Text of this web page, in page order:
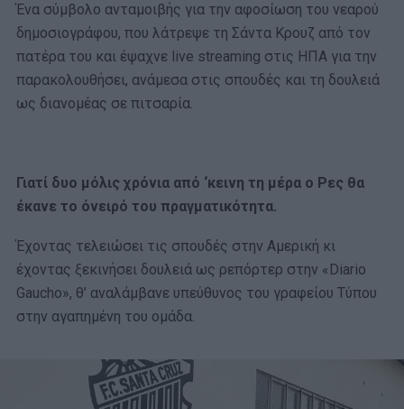
Ένα σύμβολο ανταμοιβής για την αφοσίωση του νεαρού
δημοσιογράφου, που λάτρεψε τη Σάντα Κρουζ από τον
πατέρα του και έψαχνε live streaming στις ΗΠΑ για την
παρακολουθήσει, ανάμεσα στις σπουδές και τη δουλειά
ως διανομέας σε πιτσαρία.
Γιατί δυο μόλις χρόνια από ‘κεινη τη μέρα ο Ρες θα
έκανε το όνειρό του πραγματικότητα.
Έχοντας τελειώσει τις σπουδές στην Αμερική κι
έχοντας ξεκινήσει δουλειά ως ρεπόρτερ στην «Diario
Gaucho», θ’ αναλάμβανε υπεύθυνος του γραφείου Τύπου
στην αγαπημένη του ομάδα.